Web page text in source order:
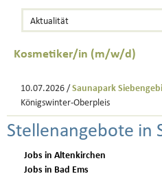
Kosmetiker/in (m/w/d)
10.07.2026 / Saunapark
Königswinter-Oberpleis
Stellenangebote in
Jobs in Altenkirchen
Jobs in Bad Ems